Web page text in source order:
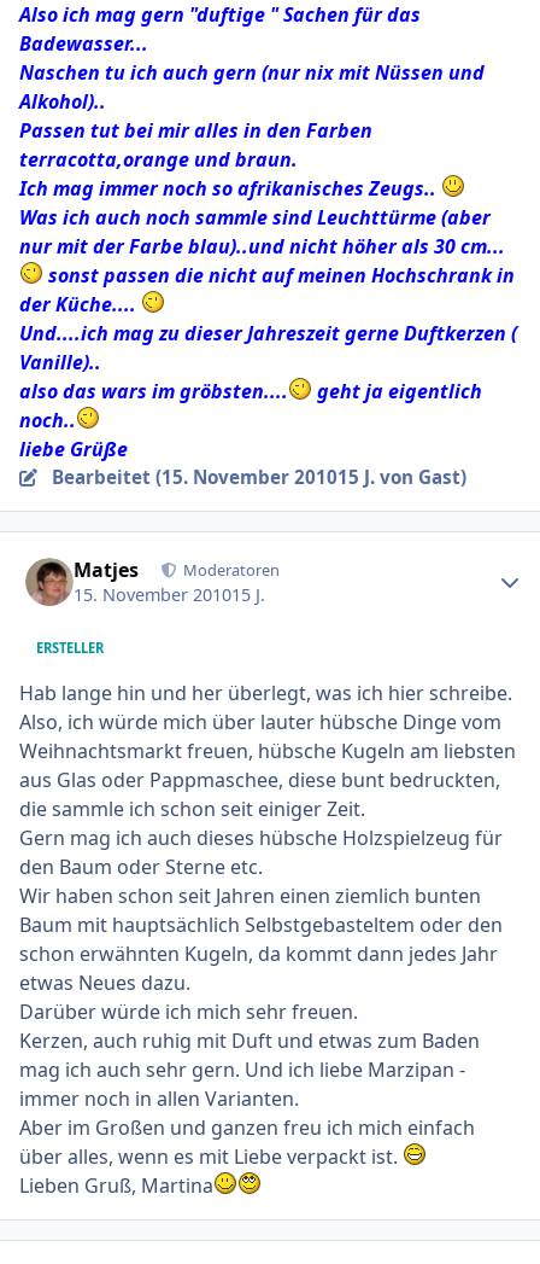
Also ich mag gern "duftige " Sachen für das
Badewasser...
Naschen tu ich auch gern (nur nix mit Nüssen und
Alkohol)..
Passen tut bei mir alles in den Farben
terracotta,orange und braun.
Ich mag immer noch so afrikanisches Zeugs..
Was ich auch noch sammle sind Leuchttürme (aber
nur mit der Farbe blau)..und nicht höher als 30 cm...
sonst passen die nicht auf meinen Hochschrank in
der Küche....
Und....ich mag zu dieser Jahreszeit gerne Duftkerzen (
Vanille)..
also das wars im gröbsten....
geht ja eigentlich
noch..
liebe Grüße
Bearbeitet (15. November 201015 J.von Gast)
Matjes Moderatoren
15. November 201015 J.
ERSTELLER
Hab lange hin und her überlegt, was ich hier schreibe.
Also, ich würde mich über lauter hübsche Dinge vom
Weihnachtsmarkt freuen, hübsche Kugeln am liebsten
aus Glas oder Pappmaschee, diese bunt bedruckten,
die sammle ich schon seit einiger Zeit.
Gern mag ich auch dieses hübsche Holzspielzeug für
den Baum oder Sterne etc.
Wir haben schon seit Jahren einen ziemlich bunten
Baum mit hauptsächlich Selbstgebasteltem oder den
schon erwähnten Kugeln, da kommt dann jedes Jahr
etwas Neues dazu.
Darüber würde ich mich sehr freuen.
Kerzen, auch ruhig mit Duft und etwas zum Baden
mag ich auch sehr gern. Und ich liebe Marzipan -
immer noch in allen Varianten.
Aber im Großen und ganzen freu ich mich einfach
über alles, wenn es mit Liebe verpackt ist.
Lieben Gruß, Martina